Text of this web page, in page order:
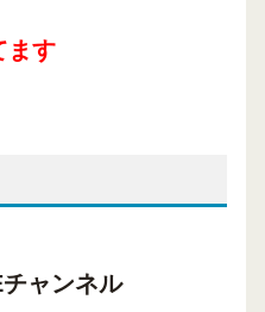
ます
ャンネル